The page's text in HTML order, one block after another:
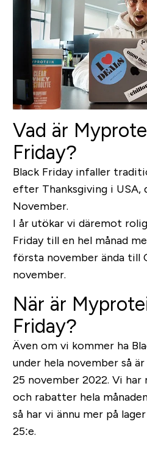
Vad är
Friday?
Black Friday infaller
efter Thanksgiving i USA,
November.
I år utökar vi däremot
Friday till en hel månad
första november ända till
november.
När är
Friday?
Även om vi kommer ha
under hela november så
25 november 2022. Vi har
och rabatter hela
så har vi ännu mer på
25:e.